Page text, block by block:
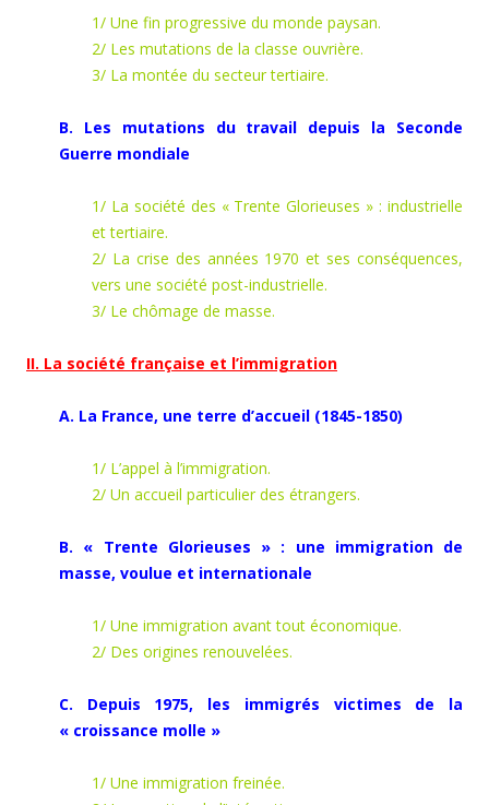
1/ Une fin progressive du monde paysan.
2/ Les mutations de la classe ouvrière.
3/ La montée du secteur tertiaire.
B. Les mutations du travail depuis la Seconde
Guerre mondiale
1/ La société des « Trente Glorieuses » : industrielle
et tertiaire.
2/ La crise des années 1970 et ses conséquences,
vers une société post-industrielle.
3/ Le chômage de masse.
II. La société française et l’immigration
A. La France, une terre d’accueil (1845-1850)
1/ L’appel à l’immigration.
2/ Un accueil particulier des étrangers.
B. « Trente Glorieuses » : une immigration de
masse, voulue et internationale
1/ Une immigration avant tout économique.
2/ Des origines renouvelées.
C. Depuis 1975, les immigrés victimes de la
« croissance molle »
1/ Une immigration freinée.